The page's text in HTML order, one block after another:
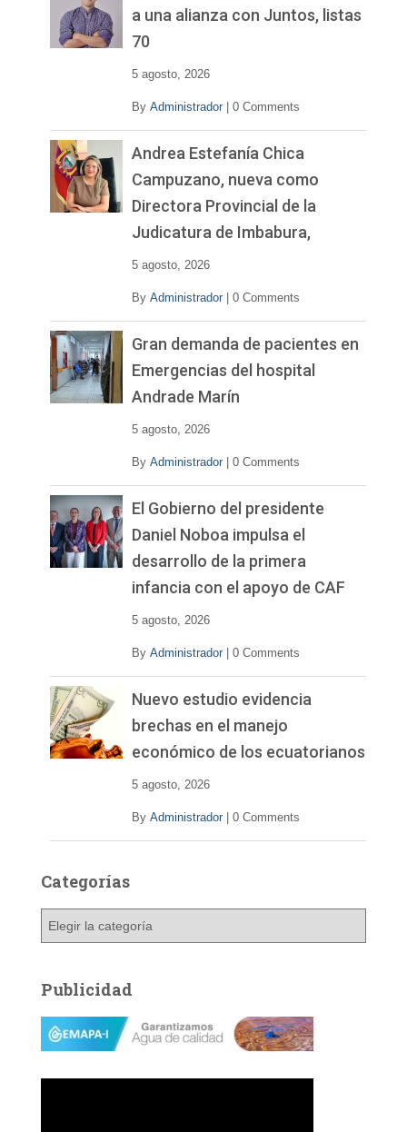
a una alianza con Juntos, listas
70
5 agosto, 2026
By Administrador 0 Comments
Andrea Estefanía Chica
Campuzano, nueva como
Directora Provincial de la
Judicatura de Imbabura,
5 agosto, 2026
By Administrador 0 Comments
Gran demanda de pacientes en
Emergencias del hospital
Andrade Marín
5 agosto, 2026
By Administrador 0 Comments
El Gobierno del presidente
Daniel Noboa impulsa el
desarrollo de la primera
infancia con el apoyo de CAF
5 agosto, 2026
By Administrador 0 Comments
Nuevo estudio evidencia
brechas en el manejo
económico de los ecuatorianos
5 agosto, 2026
By Administrador 0 Comments
Categorías
g
o
a
Publicidad